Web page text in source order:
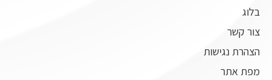
בלוג
צור קשר
הצהרת נגישות
מפת אתר